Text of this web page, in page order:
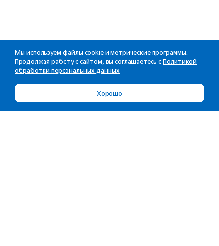
Мы используем файлы cookie и метрические программы.
Продолжая работу с сайтом, вы соглашаетесь с Политикой
обработки персональных данных
Хорошо